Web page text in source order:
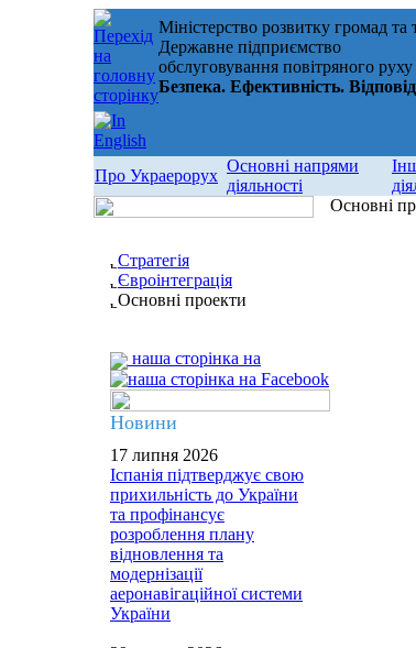
Міністерство розвитку громад та
Державне підприємство
обслуговування повітряного
Безпека. Ефективність.
Про Украерорух
Основні напрями
діяльності
Стратегія
Євроінтеграція
Основні проекти
наша сторінка на
Новини
17 липня 2026
Іспанія підтверджує свою
прихильність до України
та профінансує
розроблення плану
відновлення та
модернізації
аеронавігаційної системи
України
Основні